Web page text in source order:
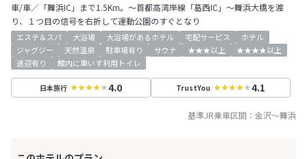
車/車／「舞浜IC」まで1.5Km。～首都高湾岸線「葛西IC」～舞浜大橋を渡
り、１つ目の信号を右折して運動公園のすぐとなり
エステ＆スパ 大浴場 大浴場があるホテル 宅配サービス
ホテル
ジャグジー
天然温泉 駐車場有り サウナ ★★★以上
★★★★以上
送迎有り
館内に車いす利用トイレ
日本旅行 4.0 TrustYou 4.1
基準JR乗車区間： 金沢～舞浜